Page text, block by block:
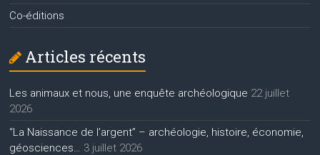
Co-éditions
Articles récents
Les animaux et nous, une enquête archéologique 22 juillet
2026
“La Naissance de l’argent” – archéologie, histoire, économie,
géosciences… 3 juillet 2026